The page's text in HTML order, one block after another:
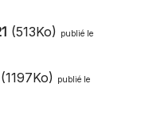
(513Ko) publié le
(1197Ko) publié le